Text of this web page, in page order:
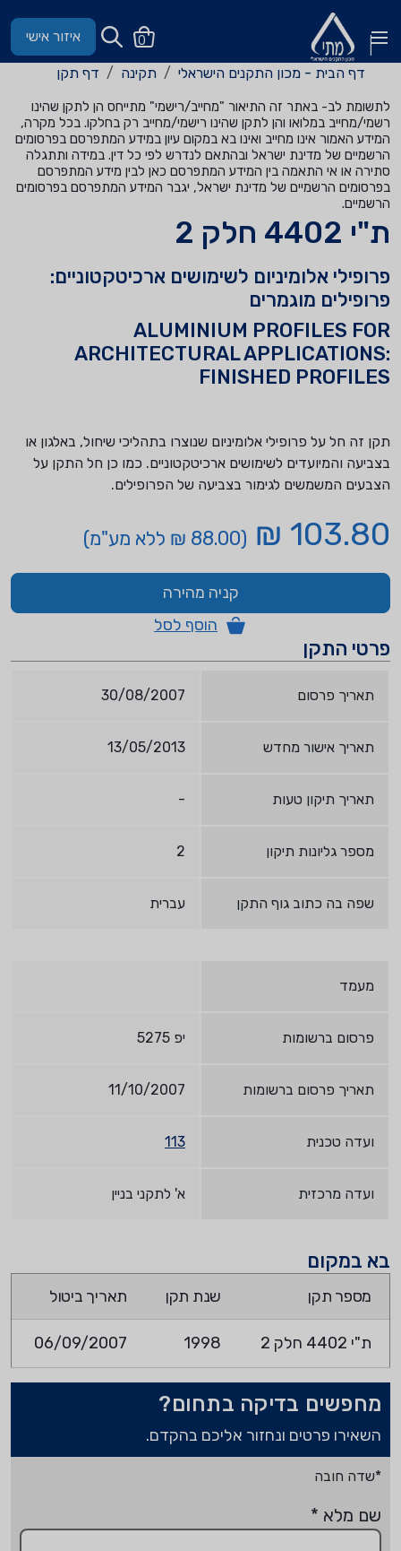
0 איזור אישי
דף הבית - מכון התקנים הישראלי תקינה דף תקן
לתשומת לב- באתר זה התיאור "מחייב/רישמי" מתייחס הן לתקן שהינו
רשמי/מחייב במלואו והן לתקן שהינו רישמי/מחייב רק בחלקו. בכל מקרה,
המידע האמור אינו מחייב ואינו בא במקום עיון במידע המתפרסם בפרסומים
הרשמיים של מדינת ישראל ובהתאם לנדרש לפי כל דין. במידה ותתגלה
סתירה או אי התאמה בין המידע המתפרסם כאן לבין מידע המתפרסם
בפרסומים הרשמיים של מדינת ישראל, יגבר המידע המתפרסם בפרסומים
הרשמיים.
ת"י 4402 חלק 2
פרופילי אלומיניום לשימושים ארכיטקטוניים:
פרופילים מוגמרים
ALUMINIUM PROFILES FOR
ARCHITECTURAL APPLICATIONS:
FINISHED PROFILES
תקן זה חל על פרופילי אלומיניום שנוצרו בתהליכי שיחול, באלגון או
בצביעה והמיועדים לשימושים ארכיטקטוניים. כמו כן חל התקן על
הצבעים המשמשים לגימור בצביעה של הפרופילים.
103.80 ₪ (88.00 ₪ ללא מע"מ)
קניה מהירה
הוסף לסל
פרטי התקן
תאריך פרסום 30/08/2007
תאריך אישור מחדש 13/05/2013
תאריך תיקון טעות -
מספר גליונות תיקון 2
שפה בה כתוב גוף התקן עברית
מעמד
פרסום ברשומות יפ 5275
תאריך פרסום ברשומות 11/10/2007
ועדה טכנית 113
ועדה מרכזית א' לתקני בניין
בא במקום
מספר תקן שנת תקן תאריך ביטול
ת"י 4402 חלק 2 1998
06/09/2007
מחפשים בדיקה בתחום?
השאירו פרטים ונחזור אליכם בהקדם.
*שדה חובה
שם מלא *